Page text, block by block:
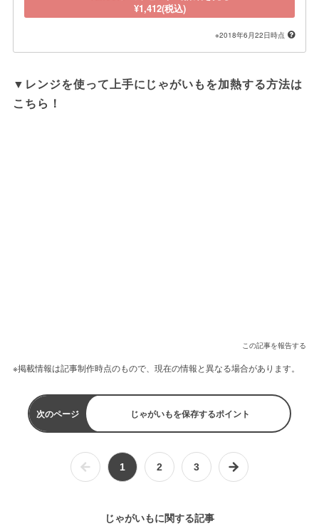
¥1,412(税込)
※2018年6月22日時点
▼レンジを使って上手にじゃがいもを加熱する方法は
こちら！
この記事を報告する
※掲載情報は記事制作時点のもので、現在の情報と異なる場合があります。
次のページ じゃがいもを保存するポイント
1 2 3
じゃがいもに関する記事